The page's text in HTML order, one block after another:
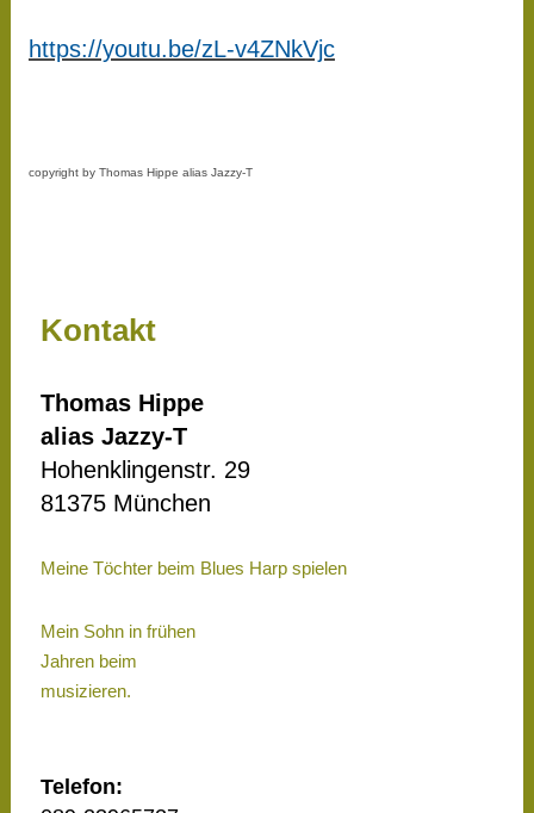
https://youtu.be/zL-v4ZNkVjc
copyright by Thomas Hippe alias Jazzy-T
Kontakt
Thomas Hippe
alias Jazzy-T
Hohenklingenstr. 29
81375 München
Meine Töchter beim Blues Harp spielen
Mein Sohn in frühen
Jahren beim
musizieren.
Telefon: